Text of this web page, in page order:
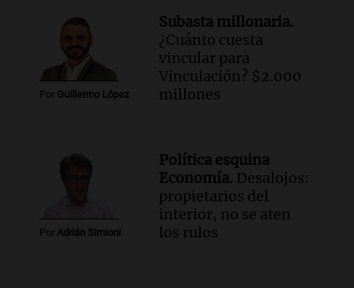
de julio será menor al 2,9% registrado
en CABA
Una mañana para todos
Episodios
Audio.Altas Cumbres: rescataron a una
Episodios
Audio.
Chile planteó mejorar la
conectividad fronteriza, aérea y digital
con Jujuy
Por Guillermo López
Subasta millonaria.
¿Cuánto cuesta
vincular para
Vinculación? $2.000
millones
Por Adrián Simioni
Política esquina
Economía. Desalojos:
propietarios del
interior, no se aten
los rulos